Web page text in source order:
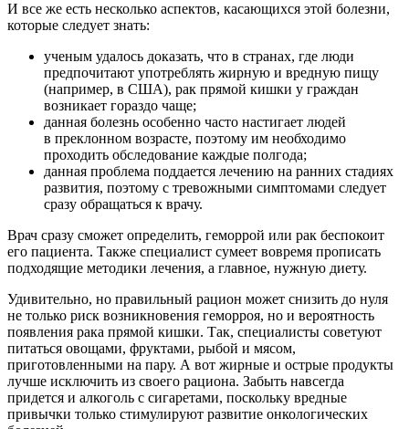
И все же есть несколько аспектов, касающихся этой болезни,
которые следует знать:
ученым удалось доказать, что в странах, где люди
предпочитают употреблять жирную и вредную пищу
(например, в США), рак прямой кишки у граждан
возникает гораздо чаще;
данная болезнь особенно часто настигает людей
в преклонном возрасте, поэтому им необходимо
проходить обследование каждые полгода;
данная проблема поддается лечению на ранних стадиях
развития, поэтому с тревожными симптомами следует
сразу обращаться к врачу.
Врач сразу сможет определить, геморрой или рак беспокоит
его пациента. Также специалист сумеет вовремя прописать
подходящие методики лечения, а главное, нужную диету.
Удивительно, но правильный рацион может снизить до нуля
не только риск возникновения геморроя, но и вероятность
появления рака прямой кишки. Так, специалисты советуют
питаться овощами, фруктами, рыбой и мясом,
приготовленными на пару. А вот жирные и острые продукты
лучше исключить из своего рациона. Забыть навсегда
придется и алкоголь с сигаретами, поскольку вредные
привычки только стимулируют развитие онкологических